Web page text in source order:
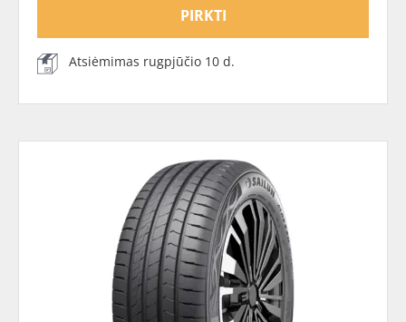
PIRKTI
Atsiėmimas rugpjūčio 10 d.